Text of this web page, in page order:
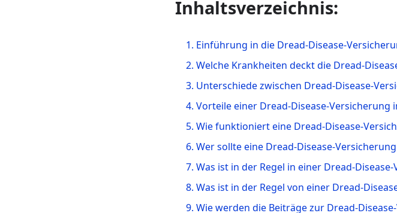
Inhaltsverzeichnis:
1. Einführung in die Dread-Disease-
2. Welche Krankheiten deckt die Dread-
3. Unterschiede zwischen Dread-Disease-
4. Vorteile einer Dread-Disease-Versicherung
5. Wie funktioniert eine Dread-Disease-
6. Wer sollte eine Dread-Disease-
7. Was ist in der Regel in einer Dread-
8. Was ist in der Regel von einer Dread-
9. Wie werden die Beiträge zur Dread-